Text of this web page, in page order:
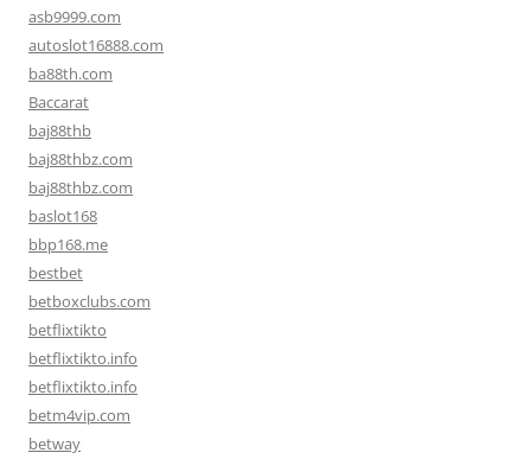
asb9999.com
autoslot16888.com
ba88th.com
Baccarat
baj88thb
baj88thbz.com
baj88thbz.com
baslot168
bbp168.me
bestbet
betboxclubs.com
betflixtikto
betflixtikto.info
betflixtikto.info
betm4vip.com
betway